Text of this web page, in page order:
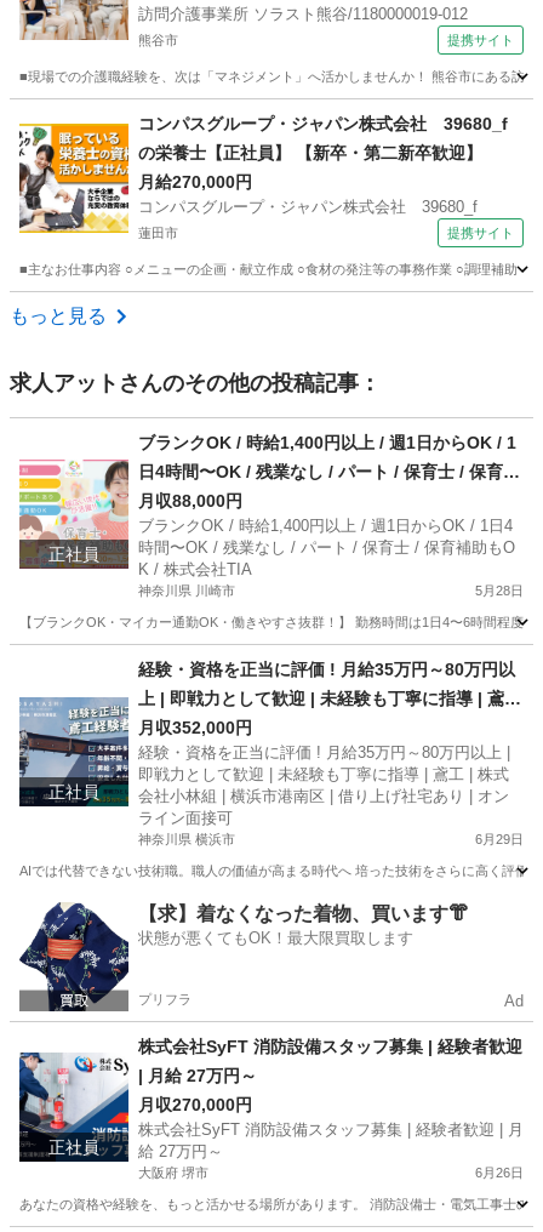
訪問介護事業所 ソラスト熊谷/1180000019-012
熊谷市 提携サイト
■現場での介護職経験を、次は「マネジメント」へ活かしませんか！ 熊谷市にある訪
ホームヘルパー
コンパスグループ・ジャパン株式会社 39680_f
の栄養士【正社員】 【新卒・第二新卒歓迎】
月給270,000円
コンパスグループ・ジャパン株式会社 39680_f
蓮田市 提携サイト
■主なお仕事内容 ○メニューの企画・献立作成 ○食材の発注等の事務作業 ○調理補助
埼玉 蓮田市
もっと見る
求人アット さんのその他の投稿記事：
正社員
ブランクOK / 時給1,400円以上 / 週1日からOK / 1
日4時間〜OK / 残業なし / パート / 保育士 / 保育補
助もOK / 株式会社TIA
月収88,000円
ブランクOK / 時給1,400円以上 / 週1日からOK / 1日4
時間〜OK / 残業なし / パート / 保育士 / 保育補助もO
K / 株式会社TIA
神奈川県 川崎市 5月28日
【ブランクOK・マイカー通勤OK・働きやすさ抜群！】 勤務時間は1日4〜6時間程度
保育士
正社員
経験・資格を正当に評価 ! 月給35万円～80万円以
上 | 即戦力として歓迎 | 未経験も丁寧に指導 | 鳶工
| 株式会社小林組 | 横浜市港南区 | 借り上げ社宅あ
り | オンライン面接可
月収352,000円
経験・資格を正当に評価 ! 月給35万円～80万円以上 |
即戦力として歓迎 | 未経験も丁寧に指導 | 鳶工 | 株式
会社小林組 | 横浜市港南区 | 借り上げ社宅あり | オン
ライン面接可
神奈川県 横浜市 6月29日
AIでは代替できない技術職。職人の価値が高まる時代へ 培った技術をさらに高く評
神奈川 鳶職
【求】着なくなった着物、買います👘
状態が悪くてもOK！最大限買取します
プリフラ Ad
正社員
株式会社SyFT 消防設備スタッフ募集 | 経験者歓迎
| 月給 27万円～
月収270,000円
株式会社SyFT 消防設備スタッフ募集 | 経験者歓迎 | 月
給 27万円～
大阪府 堺市 6月26日
あなたの資格や経験を、もっと活かせる場所があります。 消防設備士・電気工事士